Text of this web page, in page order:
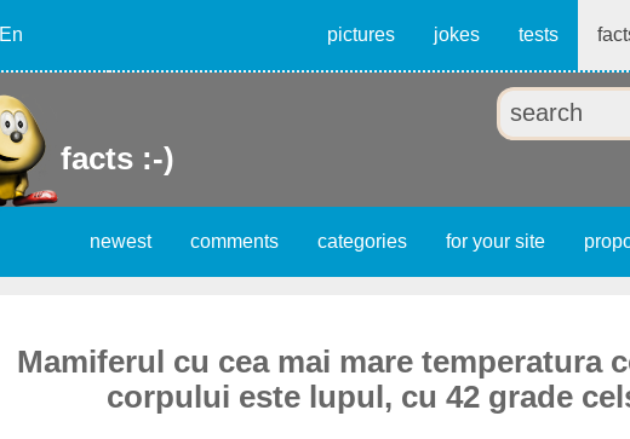
En pictures jokes tests
facts :-)
newest comments categories for your site
Mamiferul cu cea mai mare temperatura
corpului este lupul, cu 42 grade